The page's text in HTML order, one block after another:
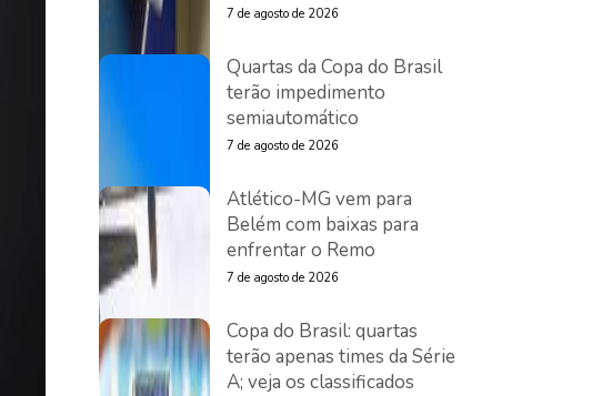
7 de agosto de 2026
Quartas da Copa do Brasil
terão impedimento
semiautomático
7 de agosto de 2026
Atlético-MG vem para
Belém com baixas para
enfrentar o Remo
7 de agosto de 2026
Copa do Brasil: quartas
terão apenas times da Série
A; veja os classificados